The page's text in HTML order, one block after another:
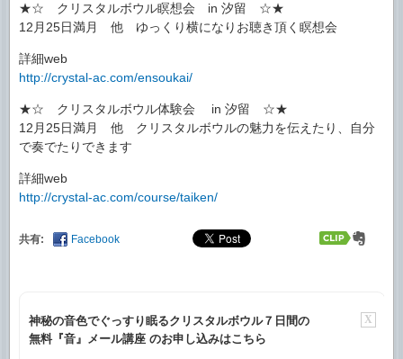
★☆ クリスタルボウル瞑想会 in 汐留 ☆★
12月25日満月 他 ゆっくり横になりお聴き頂く瞑想会
詳細web
http://crystal-ac.com/ensoukai/
★☆ クリスタルボウル体験会 in 汐留 ☆★
12月25日満月 他 クリスタルボウルの魅力を伝えたり、自分
で奏でたりできます
詳細web
http://crystal-ac.com/course/taiken/
共有: Facebook
X
神秘の音色でぐっすり眠るクリスタルボウル７日間の
無料『音』メール講座 のお申し込みはこちら